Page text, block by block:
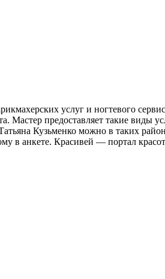
услуг и ногтевого
предоставляет такие виды
Кузьменко можно в таких
в анкете. Красивей — портал